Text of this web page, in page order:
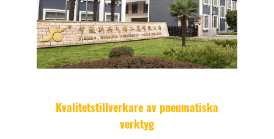
Kvalitetstillverkare av pneumatiska
verktyg